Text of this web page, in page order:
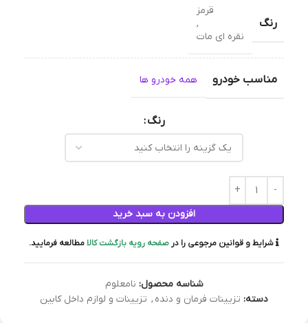
رنگ
قرمز
,
نقره ای مات
مناسب خودرو همه خودرو ها
رنگ
افزودن به سبد خرید
شرایط و قوانین مرجوعی را درصفحه رویه بازگشت کالامطالعه فرمایید.
شناسه محصول: نامعلوم
دسته: تزیینات فرمان و دنده , تزیینات و لوازم داخل کابین